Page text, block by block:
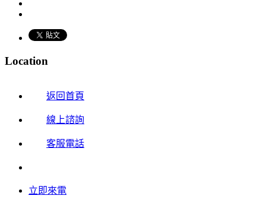
Location
返回首頁
線上諮詢
客服電話
立即來電